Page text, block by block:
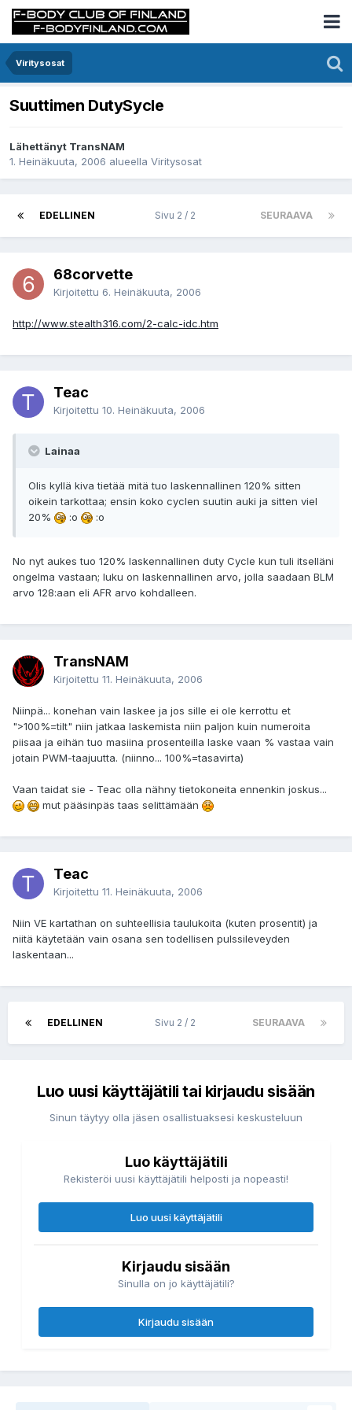
Viritysosat
Suuttimen DutySycle
Lähettänyt TransNAM
1. Heinäkuuta, 2006 alueella Viritysosat
EDELLINEN SEURAAVA
Sivu 2 / 2
68corvette
Kirjoitettu 6. Heinäkuuta, 2006
http://www.stealth316.com/2-calc-idc.htm
Teac
Kirjoitettu 10. Heinäkuuta, 2006
Lainaa
Olis kyllä kiva tietää mitä tuo laskennallinen 120% sitten
oikein tarkottaa; ensin koko cyclen suutin auki ja sitten viel
20%
:o :o
No nyt aukes tuo 120% laskennallinen duty Cycle kun tuli itselläni
ongelma vastaan; luku on laskennallinen arvo, jolla saadaan BLM
arvo 128:aan eli AFR arvo kohdalleen.
TransNAM
Kirjoitettu 11. Heinäkuuta, 2006
Niinpä... konehan vain laskee ja jos sille ei ole kerrottu et
">100%=tilt" niin jatkaa laskemista niin paljon kuin numeroita
piisaa ja eihän tuo masiina prosenteilla laske vaan % vastaa vain
jotain PWM-taajuutta. (niinno... 100%=tasavirta)
Vaan taidat sie - Teac olla nähny tietokoneita ennenkin joskus...
mut pääsinpäs taas selittämään
Teac
Kirjoitettu 11. Heinäkuuta, 2006
Niin VE kartathan on suhteellisia taulukoita (kuten prosentit) ja
niitä käytetään vain osana sen todellisen pulssileveyden
laskentaan...
EDELLINEN SEURAAVA
Sivu 2 / 2
Luo uusi käyttäjätili tai kirjaudu sisään
Sinun täytyy olla jäsen osallistuaksesi keskusteluun
Luo käyttäjätili
Rekisteröi uusi käyttäjätili helposti ja nopeasti!
Luo uusi käyttäjätili
Kirjaudu sisään
Sinulla on jo käyttäjätili?
Kirjaudu sisään